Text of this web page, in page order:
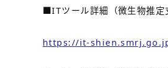
■ITツール詳細（微生物推定
https://it-